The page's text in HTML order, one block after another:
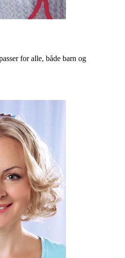
for alle, både barn og